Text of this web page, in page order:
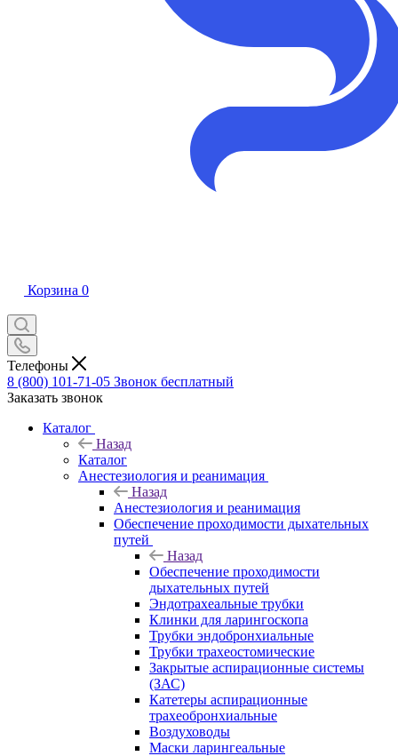
Корзина 0
Телефоны
8 (800) 101-71-05 Звонок бесплатный
Заказать звонок
Каталог
Назад
Каталог
Анестезиология и реанимация
Назад
Анестезиология и реанимация
Обеспечение проходимости дыхательных
путей
Назад
Обеспечение проходимости
дыхательных путей
Эндотрахеальные трубки
Клинки для ларингоскопа
Трубки эндобронхиальные
Трубки трахеостомические
Закрытые аспирационные системы
(ЗАС)
Катетеры аспирационные
трахеобронхиальные
Воздуховоды
Маски ларингеальные